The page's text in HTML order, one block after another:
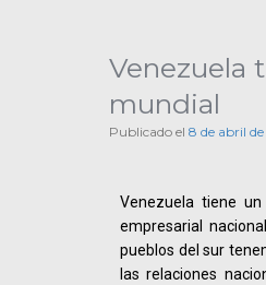
Venezuela
mundial
Publicado el 8 de abril
Venezuela tiene
empresarial
pueblos del sur
las relaciones